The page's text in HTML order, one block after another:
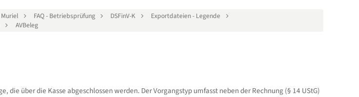
FAQ - Betriebsprüfung DSFinV-K
Exportdateien - Legende
AVBeleg
die über die Kasse abgeschlossen werden. Der Vorgangstyp umfasst neben der Rechnung (§ 14 UStG)